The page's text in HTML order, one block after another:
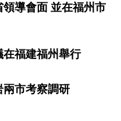
導會面 並在福州市
在福建福州舉行
市考察調研